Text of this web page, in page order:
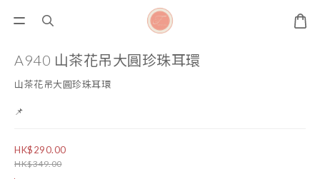
A940 山茶花吊大圓珍珠耳環
山茶花吊大圓珍珠耳環
📌
HK$290.00
HK$349.00